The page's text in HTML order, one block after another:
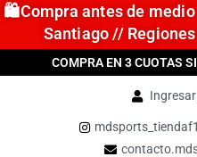
🛍️Compra antes de
Santiago //
COMPRA EN 3 CUOTAS
mdsports_tiendaf1